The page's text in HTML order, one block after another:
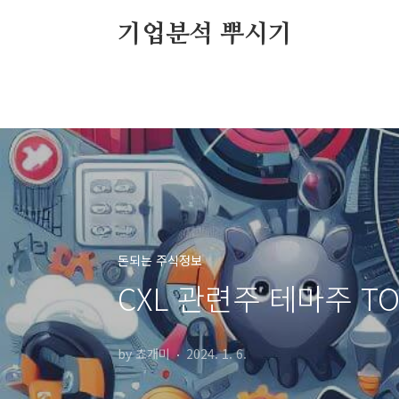
기업분석 뿌시기
돈되는 주식정보
CXL 관련주 테마주
by 쵸개미 2024. 1. 6.